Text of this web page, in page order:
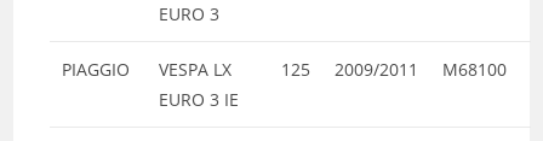
EURO 3
PIAGGIO
VESPA LX
EURO 3 IE
125 2009/2011 M68100